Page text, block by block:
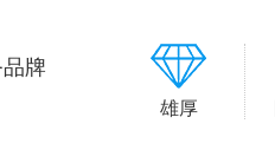
牌
雄厚